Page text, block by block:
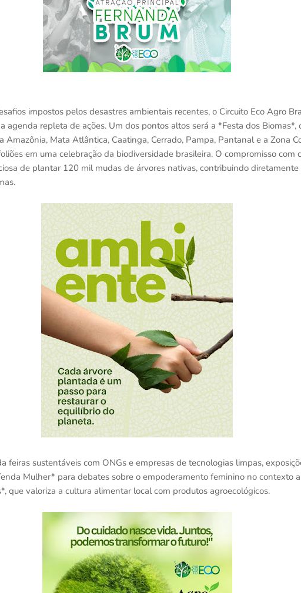
impostos pelos desastres ambientais recentes, o Circuito Eco Agro
agenda repleta de ações. Um dos pontos altos será a *Festa dos Biomas*,
Amazônia, Mata Atlântica, Caatinga, Cerrado, Pampa, Pantanal e a Zona
em uma celebração da biodiversidade brasileira. O compromisso com
de plantar 120 mil mudas de árvores nativas, contribuindo diretamente
feiras sustentáveis com ONGs e empresas de tecnologias limpas,
Mulher* para debates sobre o empoderamento feminino no contexto
que valoriza a cultura alimentar local com produtos agroecológicos.